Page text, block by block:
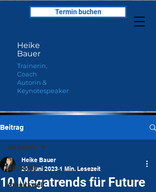
Termin buchen
Heike
Bauer
Trainerin,
Coach
Autorin &
Keynotespeaker
Beitrag
All Posts
Arbeitswelt
All Posts
10 Megatrends für Future
Heike Bauer
20. Juni 2023 1 Min. Lesezeit